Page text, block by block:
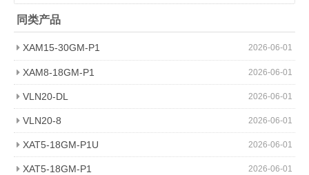
同类产品
2026-06-01
XAM15-30GM-P1
2026-06-01
XAM8-18GM-P1
2026-06-01
VLN20-DL
2026-06-01
VLN20-8
2026-06-01
XAT5-18GM-P1U
2026-06-01
XAT5-18GM-P1